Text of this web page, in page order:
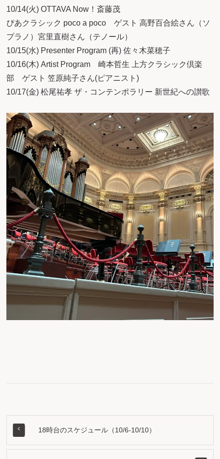
10/14(火) OTTAVA Now！斎藤茂
ぴあクラシック poco a poco ゲスト 高野百合絵さん（ソ
プラノ）宮里直樹さん（テノール）
10/15(水) Presenter Program (再) 佐々木菜穂子
10/16(木) Artist Program 崎本哲生 上方クラシック倶楽
部 ゲスト 笠原純子さん(ピアニスト)
10/17(金) 松尾祐孝 ザ・コンテンポラリー 新世紀への讃歌
18時台のスケジュール（10/6-10/10）